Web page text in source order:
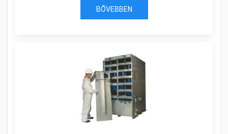
BŐVEBBEN